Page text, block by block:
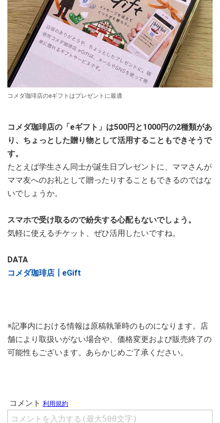
コメダ珈琲店のeギフトはプレゼントに最適
コメダ珈琲店の「eギフト」は500円と1000円の2種類があ
り、ちょっとした贈り物として活用することもできそうで
す。
たとえば学生さん同士が誕生日プレゼントに、ママさんが
ママ友へのお礼として贈ったりすることもできるのではな
いでしょうか。
スマホで受け取るので紛失する心配もないでしょう。
気軽に使えるチケット、ぜひ活用したいですね。
DATA
コメダ珈琲店┃eGift
※記事内における情報は原稿執筆時のものになります。店
舗により取扱いがない場合や、価格変更および販売終了の
可能性もございます。あらかじめご了承ください。